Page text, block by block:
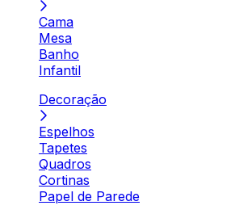
Cama
Mesa
Banho
Infantil
Decoração
Espelhos
Tapetes
Quadros
Cortinas
Papel de Parede